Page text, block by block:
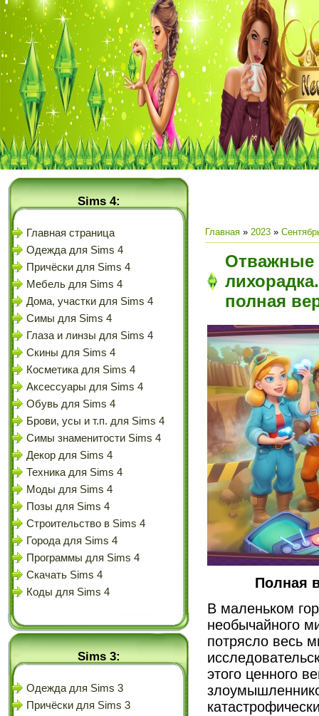
Sims 4:
Главная страница
Одежда для Sims 4
Причёски для Sims 4
Мебель для Sims 4
Дома, участки для Sims 4
Симы для Sims 4
Глаза и линзы для Sims 4
Скины для Sims 4
Косметика для Sims 4
Аксессуары для Sims 4
Обувь для Sims 4
Брови, усы и т.п. для Sims 4
Симы знаменитости Sims 4
Декор для Sims 4
Техника для Sims 4
Моды для Sims 4
Позы для Sims 4
Строительство в Sims 4
Города для Sims 4
Программы для Sims 4
Скачать Sims 4
Коды для Sims 4
Sims 3:
Одежда для Sims 3
Причёски для Sims 3
Главная » 2023 »
Отважные
полная
Полная
В маленьком
необычайного
потрясло весь
этого ценного